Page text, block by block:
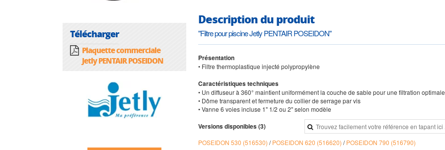
Télécharger
Plaquette commerciale
Jetly PENTAIR POSEIDON
Description du produit
"Filtre pour piscine Jetly PENTAIR POSEIDON"
Présentation
• Filtre thermoplastique injecté polypropylène
Caractéristiques techniques
• Un diffuseur à 360° maintient uniformément la couche de sable pour une filtration optimale
• Dôme transparent et fermeture du collier de serrage par vis
• Vanne 6 voies incluse 1" 1/2 ou 2" selon modèle
Versions disponibles (3)
POSEIDON 530 (516530) /POSEIDON 620 (516620) /POSEIDON 790 (516790)